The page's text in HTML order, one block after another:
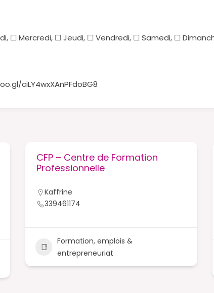
☐ Mercredi, ☐ Jeudi, ☐ Vendredi, ☐ Samedi, ☐
ciLY4wxXAnPFdoBG8
CFP – Centre de Formation
Professionnelle
Kaffrine
339461174
Formation, emplois &
entrepreneuriat